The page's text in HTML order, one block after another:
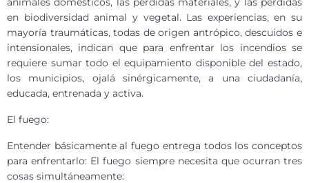
en biodiversidad animal y vegetal. Las experiencias, en su
mayoría traumáticas, todas de origen antrópico, descuidos e
intensionales, indican que para enfrentar los incendios se
requiere sumar todo el equipamiento disponible del estado,
los municipios, ojalá sinérgicamente, a una ciudadanía,
educada, entrenada y activa.
El fuego:
Entender básicamente al fuego entrega todos los conceptos
para enfrentarlo: El fuego siempre necesita que ocurran tres
cosas simultáneamente: